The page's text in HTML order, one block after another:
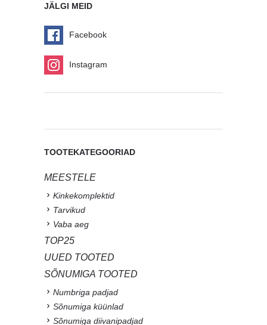
JÄLGI MEID
Facebook
Instagram
TOOTEKATEGOORIAD
MEESTELE
Kinkekomplektid
Tarvikud
Vaba aeg
TOP25
UUED TOOTED
SÕNUMIGA TOOTED
Numbriga padjad
Sõnumiga küünlad
Sõnumiga diivanipadjad